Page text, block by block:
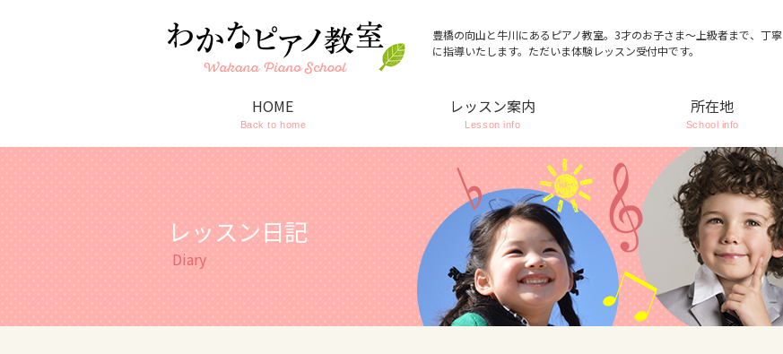
豊橋の向山と牛川にあるピアノ教室。3才のお子さま～上級者まで、丁寧
に指導いたします。ただいま体験レッスン受付中です。
レッスン日記
Diary
HOME
Back to home
レッスン案内
Lesson info
所在地
School info